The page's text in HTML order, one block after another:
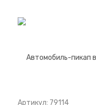
Артикул: 79114